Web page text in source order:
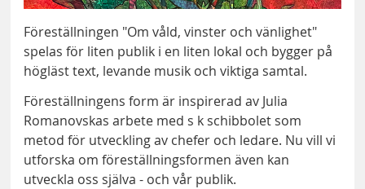
Föreställningen "Om våld, vinster och vänlighet"
spelas för liten publik i en liten lokal och bygger på
högläst text, levande musik och viktiga samtal.
Föreställningens form är inspirerad av Julia
Romanovskas arbete med s k schibbolet som
metod för utveckling av chefer och ledare. Nu vill vi
utforska om föreställningsformen även kan
utveckla oss själva - och vår publik.